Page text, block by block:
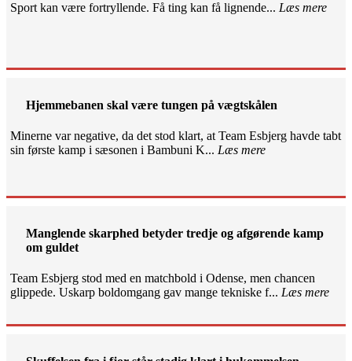
Sport kan være fortryllende. Få ting kan få lignende... Læs mere
Hjemmebanen skal være tungen på vægtskålen
Minerne var negative, da det stod klart, at Team Esbjerg havde tabt
sin første kamp i sæsonen i Bambuni K... Læs mere
Manglende skarphed betyder tredje og afgørende kamp
om guldet
Team Esbjerg stod med en matchbold i Odense, men chancen
glippede. Uskarp boldomgang gav mange tekniske f... Læs mere